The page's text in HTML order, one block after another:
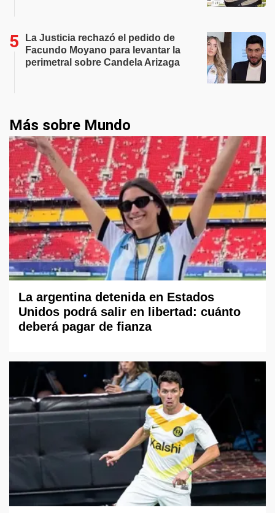
La Justicia rechazó el pedido de
Facundo Moyano para levantar la
perimetral sobre Candela Arizaga
Más sobre Mundo
La argentina detenida en Estados
Unidos podrá salir en libertad: cuánto
deberá pagar de fianza